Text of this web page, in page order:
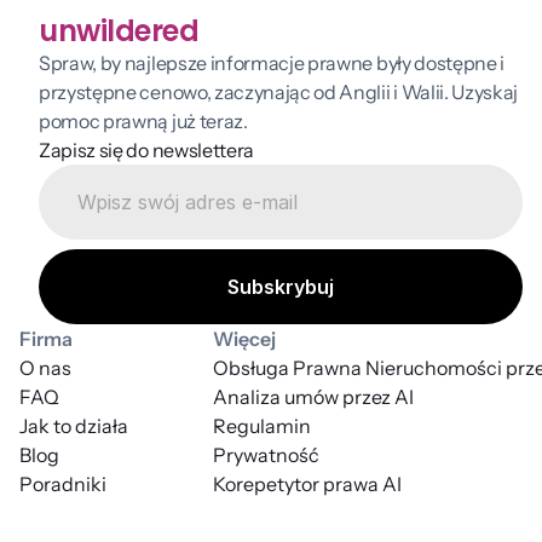
unwildered
Spraw, by najlepsze informacje prawne były dostępne i
przystępne cenowo, zaczynając od Anglii i Walii. Uzyskaj
pomoc prawną już teraz.
Zapisz się do newslettera
Firma
O nas
FAQ
Jak to działa
Blog
Poradniki
Więcej
Regulamin
Analiza umów przez AI
Korepetytor prawa AI
Prywatność
Obsługa Prawna Nieruchomości